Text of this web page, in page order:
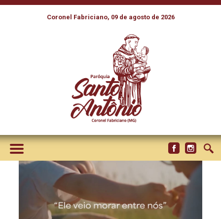
Coronel Fabriciano, 09 de agosto de 2026
LANÇADO O HINO DA
CAMPANHA DA
FRATERNIDADE 2026. OUÇAS
NAS PLATAFORMAS DIGITAIS